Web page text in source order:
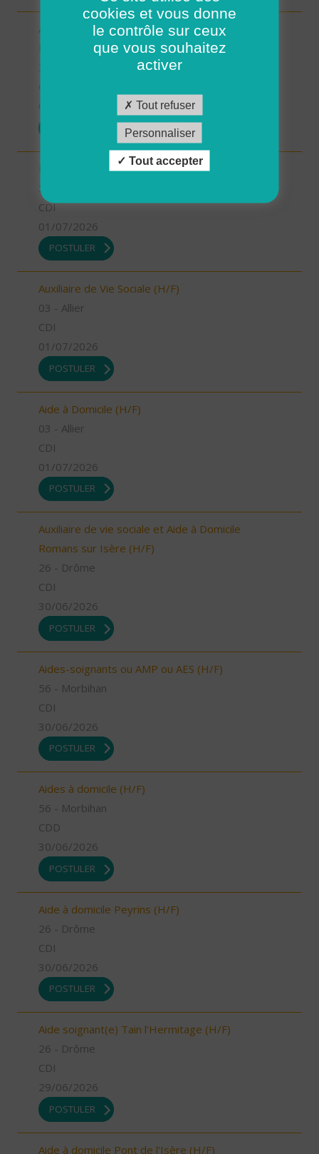
Aide-Soignant(e) à Domicile PLOUGASTEL-
DAOULAS CDD 80% (H/F)
INFIRMIER COORDINATEUR (H/F)
55 - Meuse
CDI
01/07/2026
POSTULER
Auxiliaire de Vie Sociale (H/F)
03 - Allier
CDI
01/07/2026
POSTULER
Aide à Domicile (H/F)
03 - Allier
CDI
01/07/2026
POSTULER
Auxiliaire de vie sociale et Aide à Domicile
Romans sur Isère (H/F)
26 - Drôme
CDI
30/06/2026
POSTULER
Aides-soignants ou AMP ou AES (H/F)
56 - Morbihan
CDI
30/06/2026
POSTULER
Aides à domicile (H/F)
56 - Morbihan
CDD
30/06/2026
POSTULER
Aide à domicile Peyrins (H/F)
26 - Drôme
CDI
30/06/2026
POSTULER
Aide soignant(e) Tain l'Hermitage (H/F)
26 - Drôme
CDI
29/06/2026
POSTULER
Aide à domicile Pont de l'Isère (H/F)
cookies et vous donne
le contrôle sur ceux
que vous souhaitez
activer
Tout refuser
Personnaliser
Tout accepter